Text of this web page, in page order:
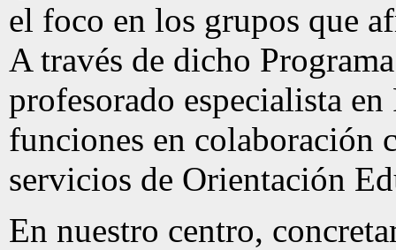
el foco en los grupos que
A través de dicho
profesorado especialista
funciones en colaboración
servicios de Orientación
En nuestro centro,